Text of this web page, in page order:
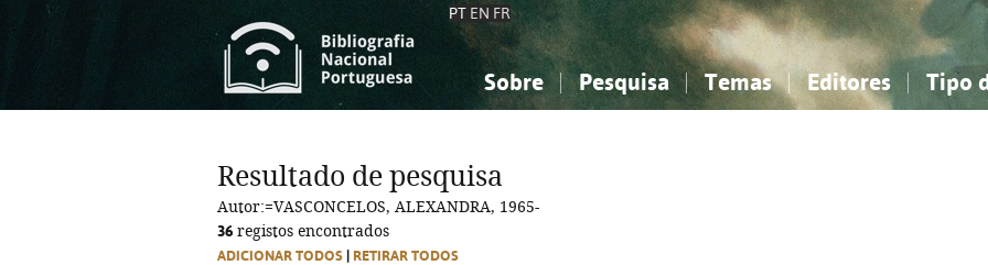
PT EN FR
Sobre Pesquisa Temas
Ciências sociais...
Arte, desporto...
Editores Tipo
Ciências sociais...
Arte, desporto...
Resultado de pesquisa
Autor:=VASCONCELOS, ALEXANDRA, 1965-
36 registos encontrados
ADICIONAR TODOS RETIRAR TODOS